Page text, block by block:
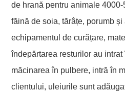
de hrană pentru animale
făină de soia, tărâțe, porumb
echipamentul de curățare,
îndepărtarea resturilor au
măcinarea în pulbere, intră în
clientului, uleiurile sunt